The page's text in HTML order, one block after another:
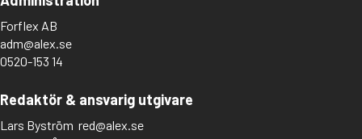
Forflex AB
adm@alex.se
0520-153 14
Redaktör & ansvarig utgivare
Lars Byström red@alex.se